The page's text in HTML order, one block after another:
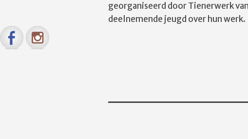
georganiseerd door Tienerwerk
deelnemende jeugd over hun werk.